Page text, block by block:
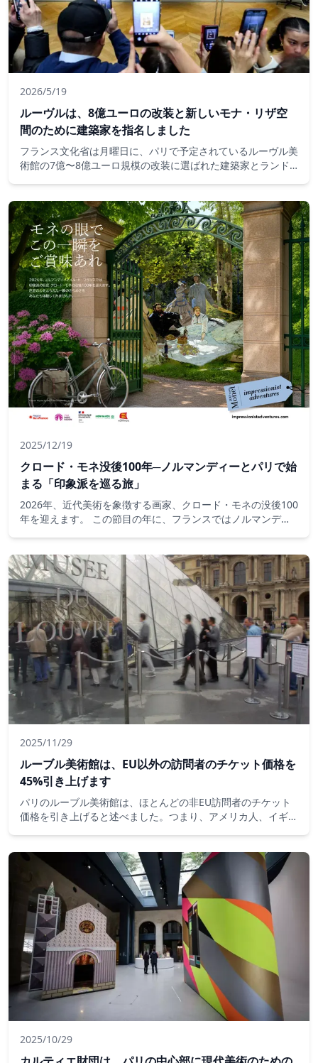
2026/5/19
ルーヴルは、8億ユーロの改装と新しいモナ・リザ空
間のために建築家を指名しました
フランス文化省は月曜日に、パリで予定されているルーヴル美
術館の7億〜8億ユーロ規模の改装に選ばれた建築家とランド
2025/12/19
クロード・モネ没後100年─ノルマンディーとパリで始
まる「印象派を巡る旅」
2026年、近代美術を象徴する画家、クロード・モネの没後100
年を迎えます。 この節目の年に、フランスではノルマンディ
2025/11/29
ルーブル美術館は、EU以外の訪問者のチケット価格を
45%引き上げます
パリのルーブル美術館は、ほとんどの非EU訪問者のチケット
価格を引き上げると述べました。つまり、アメリカ人、イギリ
他の4つの施設でも価格が上昇します。
2025/10/29